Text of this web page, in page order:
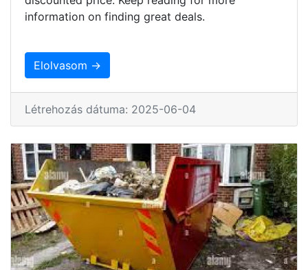
information on finding great deals.
Elolvasom →
Létrehozás dátuma: 2025-06-04